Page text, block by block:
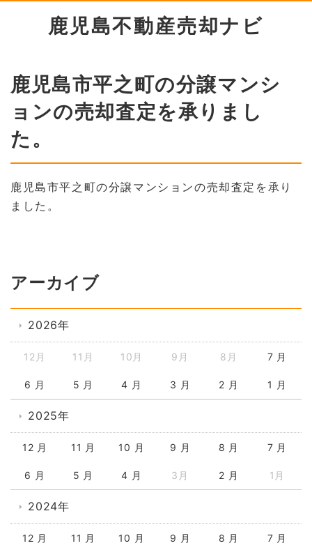
鹿児島不動産売却ナビ
鹿児島市平之町の分譲マンシ
ョンの売却査定を承りまし
た。
鹿児島市平之町の分譲マンションの売却査定を承り
ました。
アーカイブ
2026年
12月 11月 10月 9月 8月 7 月
6 月 5 月 4 月 3 月 2 月 1 月
2025年
12 月 11 月 10 月 9 月 8 月 7 月
6 月 5 月 4 月 3月 2 月 1月
2024年
12 月 11 月 10 月 9 月 8 月 7 月